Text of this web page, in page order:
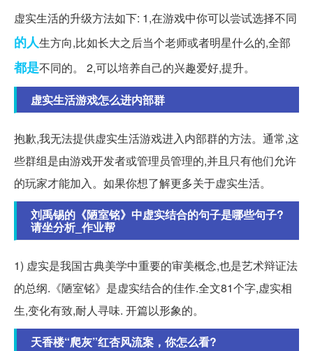
虚实生活的升级方法如下: 1,在游戏中你可以尝试选择不同
的人生方向,比如长大之后当个老师或者明星什么的,全部
都是不同的。 2,可以培养自己的兴趣爱好,提升。
虚实生活游戏怎么进内部群
抱歉,我无法提供虚实生活游戏进入内部群的方法。通常,这
些群组是由游戏开发者或管理员管理的,并且只有他们允许
的玩家才能加入。如果你想了解更多关于虚实生活。
刘禹锡的《陋室铭》中虚实结合的句子是哪些句子?
请坐分析_作业帮
1) 虚实是我国古典美学中重要的审美概念,也是艺术辩证法
的总纲.《陋室铭》是虚实结合的佳作.全文81个字,虚实相
生,变化有致,耐人寻味. 开篇以形象的。
天香楼“爬灰”红杏风流案，你怎么看?